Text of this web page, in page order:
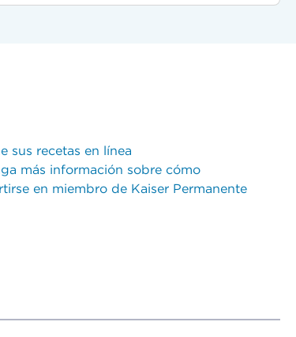
sus recetas en línea
más información sobre cómo
en miembro de Kaiser Permanente